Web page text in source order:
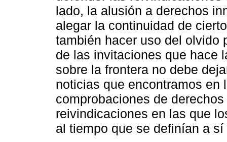
lado, la alusión a derechos
alegar la continuidad de
también hacer uso del olvido
de las invitaciones que hace
sobre la frontera no debe
noticias que encontramos en
comprobaciones de
reivindicaciones en las que
al tiempo que se definían a